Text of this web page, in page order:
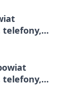
telefony,
telefony,